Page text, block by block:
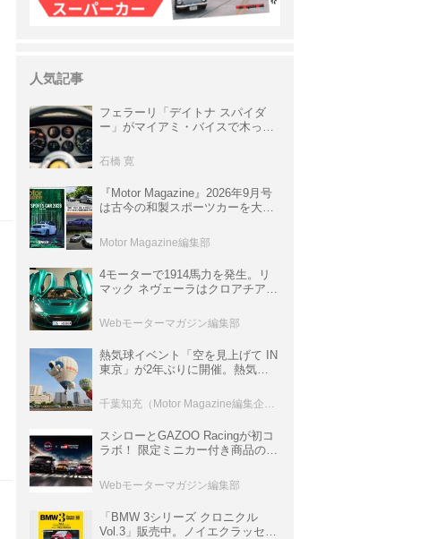
人気記事
フェラーリ「デイトナ スパイダ
ー」がマイアミ・バイスで木っ端
サ」に化けた理由
石橋 寛
『Motor Magazine』2026年9月号
は古今の和製スポーツカーを大特
情報も満載
Motor Magazine編集部
4モーターで1914馬力を発生。リ
マック ネヴェーラはクロアチア発
ロニクル・完全版／115】
Webモーターマガジン編集部
熱気球イベント「空を見上げて IN
東京」が2年ぶりに開催。熱気球
室などのコンテンツも
千葉知充（Motor Magazine編集企画室）
スシローとGAZOO Racingが初コ
ラボ！ 限定ミニカー付き商品の
ト体験があたる抽選企画などを展
開
Webモーターマガジン編集部
「BMW 3シリーズ クロニクル
Vol.3」販売中。ノイエクラッセか